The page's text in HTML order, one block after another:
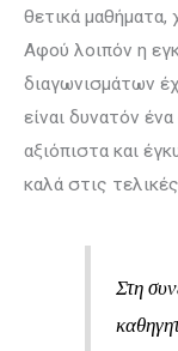
θετικά μαθήματα,
Αφού λοιπόν η
διαγωνισμάτων
είναι δυνατόν
αξιόπιστα και
καλά στις
Στη